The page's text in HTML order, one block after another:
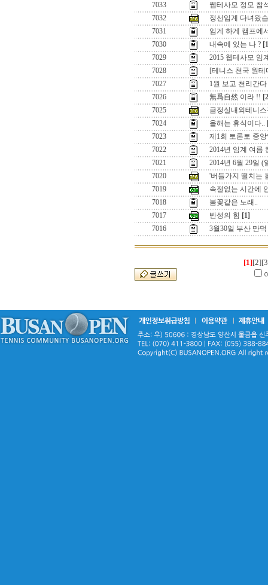
7033
웹테사모 정모 참
7032
정선임계 다녀왔
7031
임계 하계 캠프에
7030
내속에 있는 나 ?
7029
2015 웹테사모 임
7028
[테니스 천국 원
7027
1원 보고 천리간
7026
無爲自然 이라 !!
7025
금정실내외테니
7024
올해는 휴식이다..
7023
제1회 토론토 중
7022
2014년 임계 여름
7021
2014년 6월 29일
7020
'버들가지 떨치는
7019
속절없는 시간에
7018
봄꽃같은 노래..
7017
반성의 힘 [1]
7016
3월30일 부산 만
[1][2]